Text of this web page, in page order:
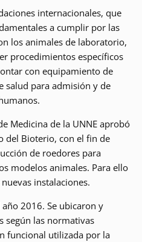
internacionales, que
a cumplir por las
los animales de laboratorio,
procedimientos específicos
con equipamiento de
salud para admisión y de
Medicina de la UNNE aprobó
del Bioterio, con el fin de
de roedores para
modelos animales. Para ello
instalaciones.
2016. Se ubicaron y
según las normativas
funcional utilizada por la